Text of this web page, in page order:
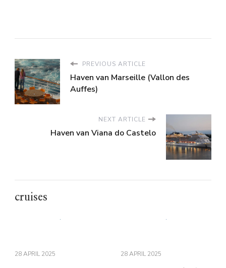
PREVIOUS ARTICLE
Haven van Marseille (Vallon des
Auffes)
NEXT ARTICLE
Haven van Viana do Castelo
cruises
28 APRIL 2025 28 APRIL 2025